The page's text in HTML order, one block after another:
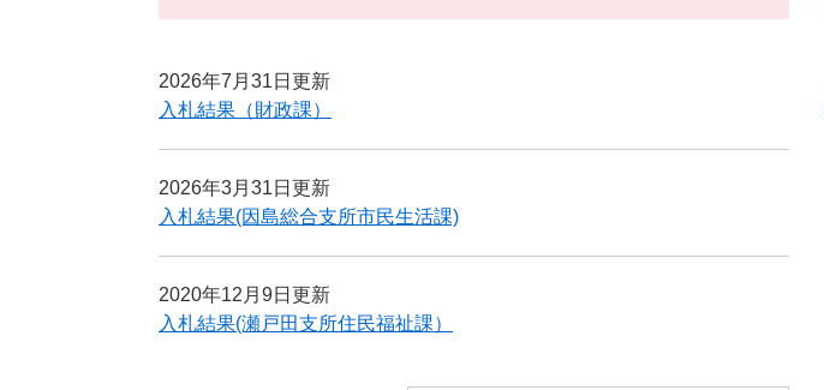
2026年7月31日更新
入札結果（財政課）
2026年3月31日更新
入札結果(因島総合支所市民生活課)
2020年12月9日更新
入札結果(瀬戸田支所住民福祉課）